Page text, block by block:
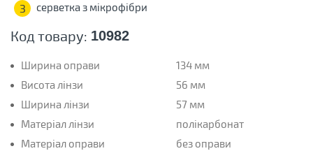
Код товару: 10982
Ширина оправи
134 мм
Висота лінзи
56 мм
Ширина лінзи
57 мм
Матеріал лінзи
полікарбонат
Матеріал оправи
без оправи
3 серветка з мікрофібри